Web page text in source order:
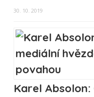
30. 10. 2019
Karel